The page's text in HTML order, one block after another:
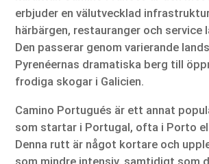
erbjuder en välutvecklad
härbärgen, restauranger och service
Den passerar genom varierande
Pyrenéernas dramatiska berg till
frodiga skogar i Galicien.
Camino Portugués är ett annat
som startar i Portugal, ofta i Porto
Denna rutt är något kortare och
som mindre intensiv, samtidigt som